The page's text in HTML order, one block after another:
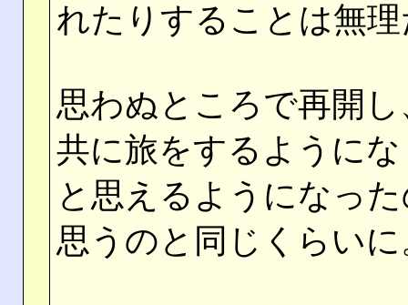
れたりすることは無
思わぬところで再開
共に旅をするように
と思えるようになっ
思うのと同じくらい